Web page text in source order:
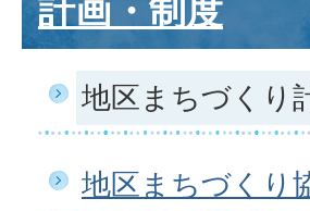
計画・制度
地区まちづくり
地区まちづくり